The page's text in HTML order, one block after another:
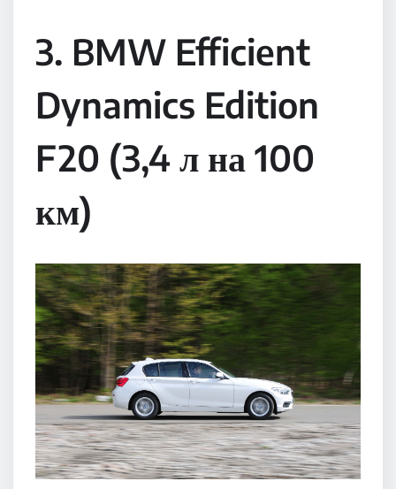
3. BMW Efficient
Dynamics Edition
F20 (3,4 л на 100
км)